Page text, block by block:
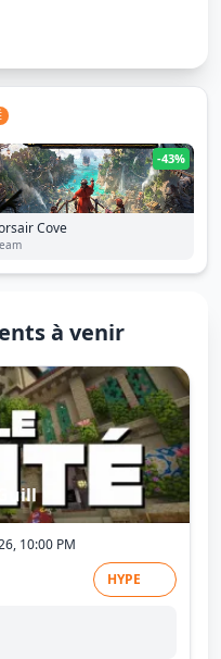
-43%
Cove
à venir
10:00 PM
HYPE